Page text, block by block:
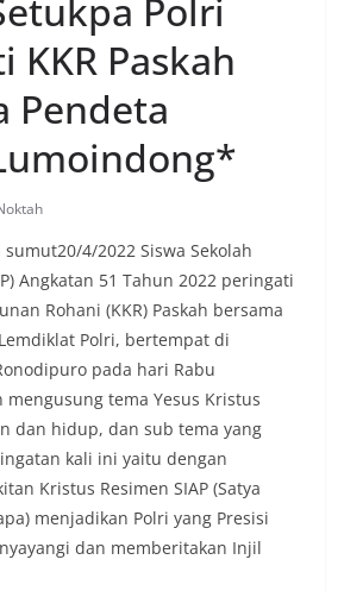
yang sebagian besar tengah bersiap
momentum HUT Kemerdekaan RI
persiapan di lingkungan
dialog yang berlangsung
menyapa warga,
kondisi keamanan dan kenyamanan
tinggal, serta membuka ruang
arah agar warga dapat
keluhan maupun informasi terkait
di sekitar mereka.‎‎‎Salah satu
yang disampaikan dalam kegiatan
adalah imbauan kepada warga untuk
bendera Merah Putih secara penuh,
tiang, sebagai bentuk
dan rasa cinta tanah air
HUT Kemerdekaan RI.
bahwa pemasangan
benar merupakan salah satu
partisipasi masyarakat dalam
hari bersejarah bangsa
mengimbau kepada seluruh
mulai mempersiapkan dan memasang
Putih di depan rumah masing-
penuh. Ini adalah bentuk
kita bersama terhadap
Polri
KKR Paskah
Pendeta
4/2022 Siswa Sekolah
Angkatan 51 Tahun 2022 peringati
Rohani (KKR) Paskah bersama
Polri, bertempat di
pada hari Rabu
mengusung tema Yesus Kristus
dan hidup, dan sub tema yang
kali ini yaitu dengan
Kristus Resimen SIAP (Satya
menjadikan Polri yang Presisi
dan memberitakan Injil